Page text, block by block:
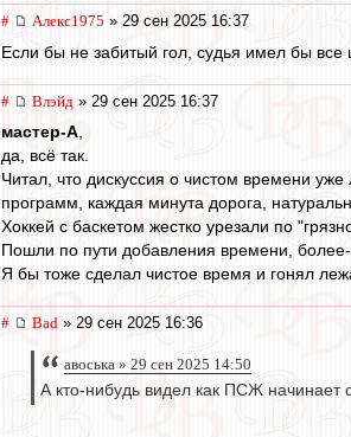
# Алекс1975 » 29 сен 2025 16:37
Если бы не забитый гол, судья имел бы все
# Влэйд » 29 сен 2025 16:37
мастер-А
да, всё так.
Читал, что дискуссия о чистом времени
программ, каждая минута дорога,
Хоккей с баскетом жестко урезали по
Пошли по пути добавления времени,
Я бы тоже сделал чистое время и гонял
# Bad » 29 сен 2025 16:36
авоська » 29 сен 2025 14:50
А кто-нибудь видел как ПСЖ начинает